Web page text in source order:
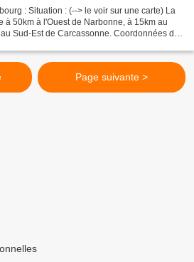
: Situation : (--> le voir sur une carte) La
à 50km à l'Ouest de Narbonne, à 15km au
Sud-Est de Carcassonne. Coordonnées de
Page suivante >